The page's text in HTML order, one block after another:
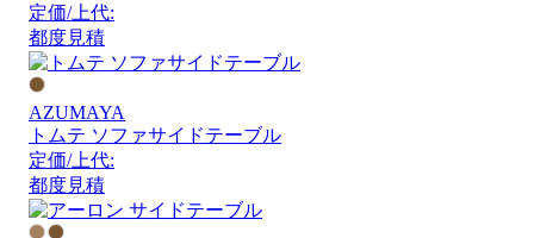
定価/上代:
都度見積
AZUMAYA
トムテ ソファサイドテーブル
定価/上代:
都度見積